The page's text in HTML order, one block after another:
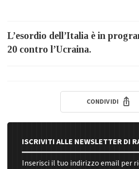
L’esordio dell’Italia è in
20 contro l’Ucraina.
CONDIVIDI
ISCRIVITI ALLE NEWSLETTER DI
Inserisci il tuo indirizzo email per